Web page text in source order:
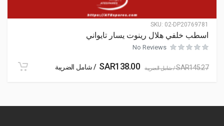
SKU: 02-DP20769781
اسطب خلفي هلال رينوت يسار تايواني
No Reviews
SAR145.27 / شامل الضريبة SAR138.00 / شامل الضريبة